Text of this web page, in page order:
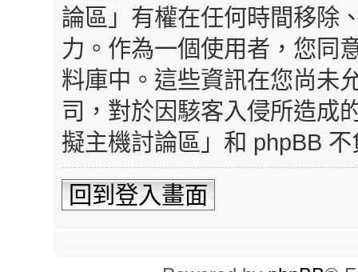
論區」有權在任何時間移除
力。作為一個使用者，您同
料庫中。這些資訊在您尚未
司，對於因駭客入侵所造成
擬主機討論區」和 phpBB
回到登入畫面